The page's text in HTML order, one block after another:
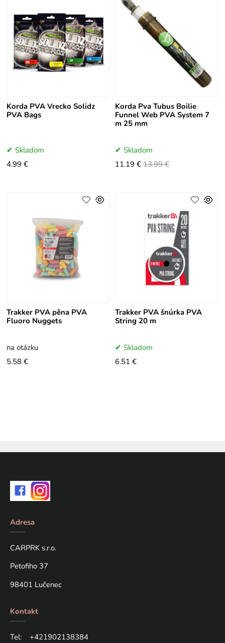
Korda PVA Vrecko Solidz
PVA Bags
Skladom
4.99 €
Korda Pva Tubus Boilie
Funnel Web PVA System 7
m 25 mm
Skladom
11.19 € 13.99 €
Trakker PVA pěna PVA
Fluoro Nuggets
na otázku
5.58 €
Trakker PVA šnúrka PVA
String 20 m
Skladom
6.51 €
Adresa
CARPRK s.r.o.
Petofiho 37
98401 Lučenec
Kontakt
Tel: +421902138384